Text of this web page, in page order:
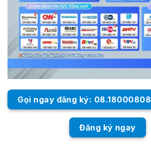
Gọi ngay đăng ký: 08.18000808
Đăng ký ngay